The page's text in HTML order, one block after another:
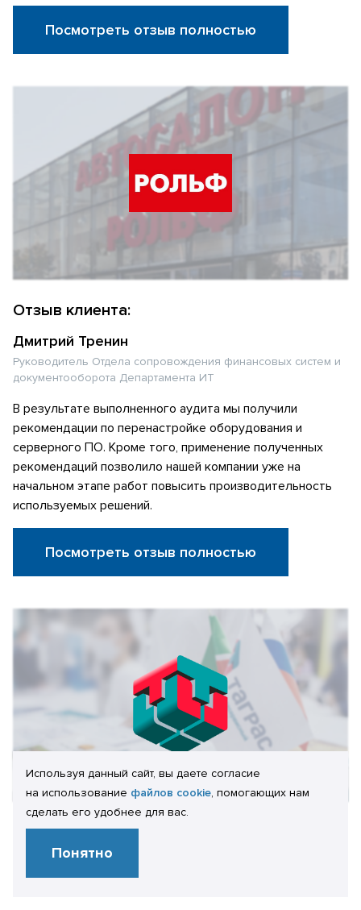
Посмотреть отзыв полностью
Отзыв клиента:
Дмитрий Тренин
Руководитель Отдела сопровождения финансовых систем и
документооборота Департамента ИТ
В результате выполненного аудита мы получили
рекомендации по перенастройке оборудования и
серверного ПО. Кроме того, применение полученных
рекомендаций позволило нашей компании уже на
начальном этапе работ повысить производительность
используемых решений.
Посмотреть отзыв полностью
Отзыв клиента:
А.А. Волков
Используя данный сайт, вы даете согласие
на использование файлов cookie, помогающих нам
сделать его удобнее для вас.
Понятно